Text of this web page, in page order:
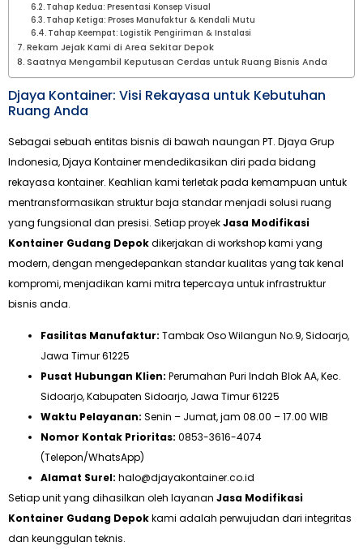
Tahap Kedua: Presentasi Konsep Visual
Tahap Ketiga: Proses Manufaktur & Kendali Mutu
Tahap Keempat: Logistik Pengiriman & Instalasi
Rekam Jejak Kami di Area Sekitar Depok
Saatnya Mengambil Keputusan Cerdas untuk Ruang Bisnis Anda
Djaya Kontainer: Visi Rekayasa untuk Kebutuhan
Ruang Anda
Sebagai sebuah entitas bisnis di bawah naungan PT. Djaya Grup
Indonesia, Djaya Kontainer mendedikasikan diri pada bidang
rekayasa kontainer. Keahlian kami terletak pada kemampuan untuk
mentransformasikan struktur baja standar menjadi solusi ruang
yang fungsional dan presisi. Setiap proyekJasa Modifikasi
Kontainer Gudang Depokdikerjakan di workshop kami yang
modern, dengan mengedepankan standar kualitas yang tak kenal
kompromi, menjadikan kami mitra tepercaya untuk infrastruktur
bisnis anda.
Fasilitas Manufaktur: Tambak Oso Wilangun No.9, Sidoarjo,
Jawa Timur 61225
Pusat Hubungan Klien: Perumahan Puri Indah Blok AA, Kec.
Sidoarjo, Kabupaten Sidoarjo, Jawa Timur 61225
Waktu Pelayanan: Senin – Jumat, jam 08.00 – 17.00 WIB
Nomor Kontak Prioritas: 0853-3616-4074
(Telepon/WhatsApp)
Alamat Surel: halo@djayakontainer.co.id
Setiap unit yang dihasilkan oleh layanan Jasa Modifikasi
Kontainer Gudang Depokkami adalah perwujudan dari integritas
dan keunggulan teknis.